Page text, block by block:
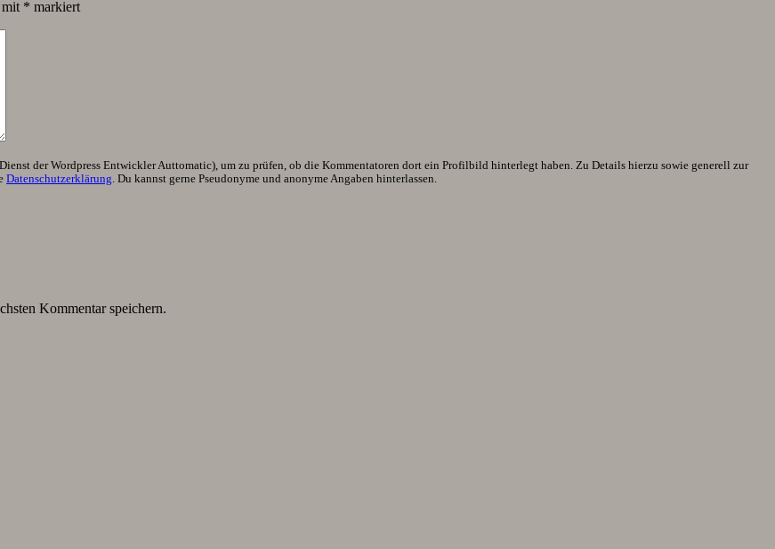
* markiert
der Wordpress Entwickler Auttomatic), um zu prüfen, ob die Kommentatoren dort ein Profilbild hinterlegt haben. Zu Details hierzu sowie generell zur
Datenschutzerklärung. Du kannst gerne Pseudonyme und anonyme Angaben hinterlassen.
Kommentar speichern.